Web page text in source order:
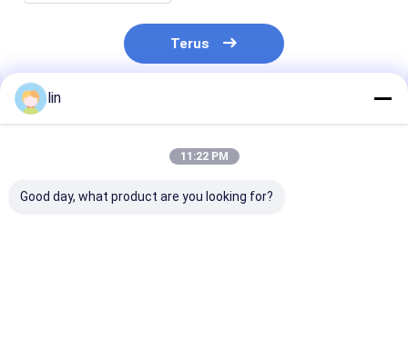
Terus
Rekomendasi Produk
lin
11:22 PM
Good day, what product are you looking for?